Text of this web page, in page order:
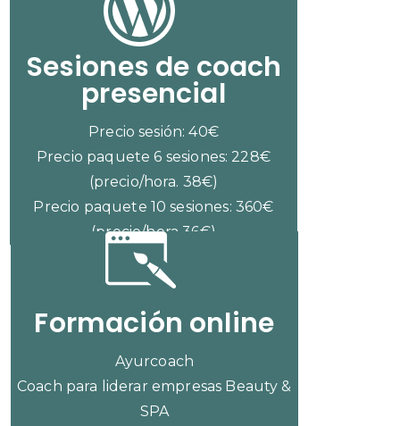
Sesiones de coach
presencial
Precio sesión: 40€
Precio paquete 6 sesiones: 228€
(precio/hora. 38€)
Precio paquete 10 sesiones: 360€
(precio/hora 36€)
Formación online
Ayurcoach
Coach para liderar empresas Beauty &
SPA